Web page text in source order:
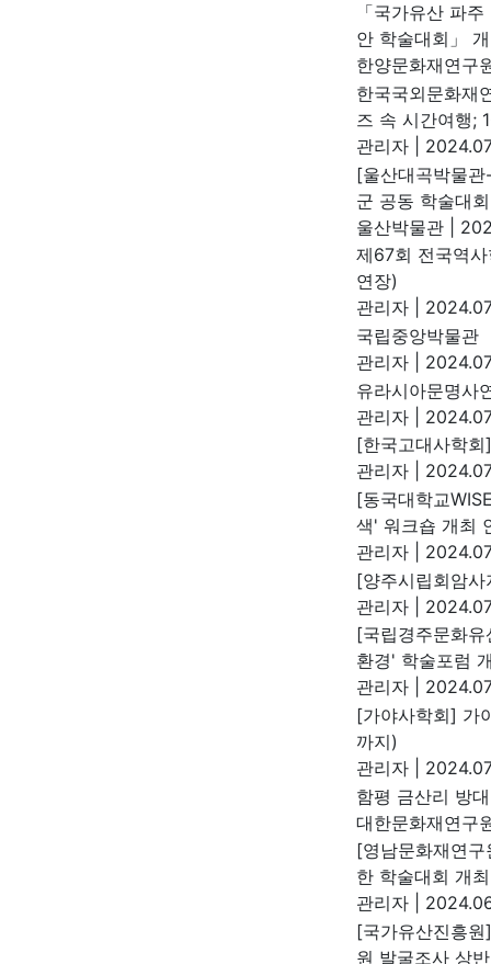
「국가유산 파
안 학술대회」
한양문화재연구
한국국외문화재
즈 속 시간여행;
관리자
[울산대곡박물
군 공동 학술대
울산박물관
제67회 전국역
연장)
관리자
국립중앙박물관
관리자
유라시아문명사
관리자
[한국고대사학
관리자
[동국대학교
색' 워크숍 개최
관리자
[양주시립회암
관리자
[국립경주문화
환경' 학술포럼
관리자
[가야사학회] 가
까지)
관리자
함평 금산리 방
대한문화재연구
[영남문화재연
한 학술대회 개
관리자
[국가유산진흥
원 발굴조사 상